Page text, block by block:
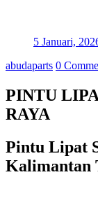
5 Januari,
abudaparts 0
PINTU
RAYA
Pintu Lipat
Kalimantan